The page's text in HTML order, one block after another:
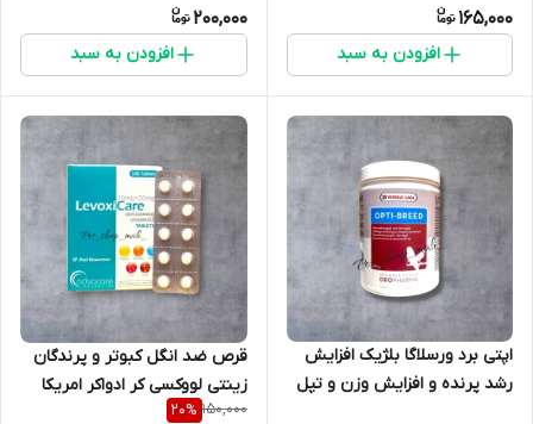
165,000
افزودن به سبد
200,000
افزودن به سبد
اپتی برد ورسلاگا بلژیک افزایش
رشد پرنده و افزایش وزن و تپل
قرص ضد انگل کبوتر و پرندگان
زینتی لووکسی کر ادواکر امریکا
150,000
20%